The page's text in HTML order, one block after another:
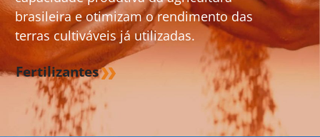
brasileira e otimizam o rendimento das
terras cultiváveis já utilizadas.
Fertilizantes